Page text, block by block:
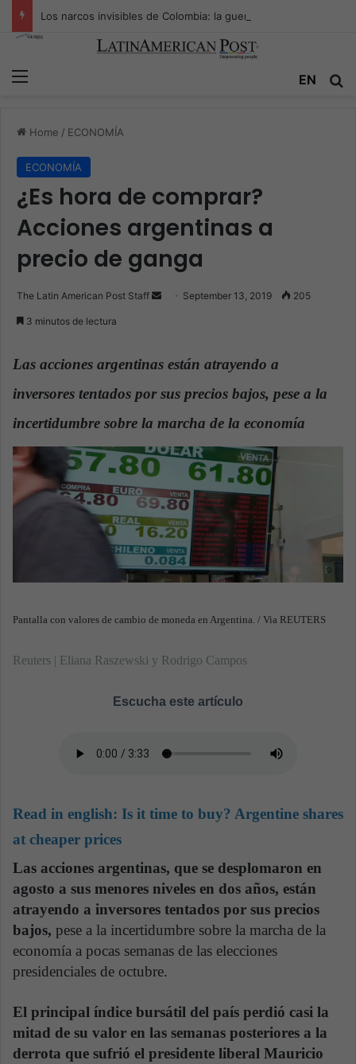
EN
Home / ECONOMÍA
ECONOMÍA
¿Es hora de comprar?
Acciones argentinas a
precio de ganga
The Latin American Post Staff
a
n
m
a
l
September 13, 2019 205
3 minutos de lectura
Las acciones argentinas están atrayendo a
inversores tentados por sus precios bajos, pese a la
incertidumbre sobre la marcha de la economía
Pantalla con valores de cambio de moneda en Argentina. / Via REUTERS
Reuters | Eliana Raszewski y Rodrigo Campos
Escucha este artículo
Read in english: Is it time to buy? Argentine shares
at cheaper prices
Las acciones argentinas, que se desplomaron en
agosto a sus menores niveles en dos años, están
atrayendo a inversores tentados por sus precios
bajos, pese a la incertidumbre sobre la marcha de la
economía a pocas semanas de las elecciones
presidenciales de octubre.
El principal índice bursátil del país perdió casi la
mitad de su valor en las semanas posteriores a la
derrota que sufrió el presidente liberal Mauricio